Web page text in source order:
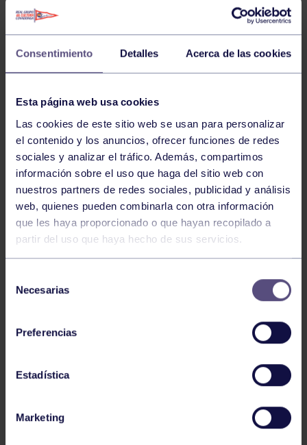
Consentimiento Detalles Acerca de las cookies
Esta página web usa cookies
Las cookies de este sitio web se usan para personalizar
el contenido y los anuncios, ofrecer funciones de redes
sociales y analizar el tráfico. Además, compartimos
información sobre el uso que haga del sitio web con
nuestros partners de redes sociales, publicidad y análisis
web, quienes pueden combinarla con otra información
que les haya proporcionado o que hayan recopilado a
partir del uso que haya hecho de sus servicios.
Necesarias
Preferencias
Estadística
Marketing
NOTICIAS RELACIONADAS
Atletismo 22 Jun 2026
CAMPEONATO DE ASTURIAS SUB23 Y
ABSOLUTO
CAMPEONATO DE ASTURIAS SUB14 Y